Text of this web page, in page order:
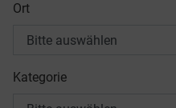
Ort
Kategorie